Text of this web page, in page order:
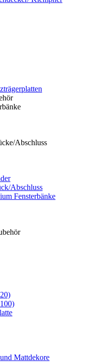
Abschluss
Abschluss
Fensterbänke
Mattdekore